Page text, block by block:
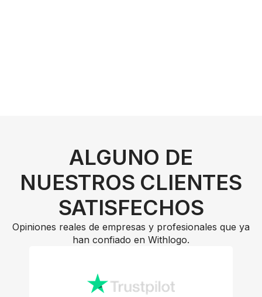
ALGUNO DE
NUESTROS CLIENTES
SATISFECHOS
Opiniones reales de empresas y profesionales que ya
han confiado en Withlogo.